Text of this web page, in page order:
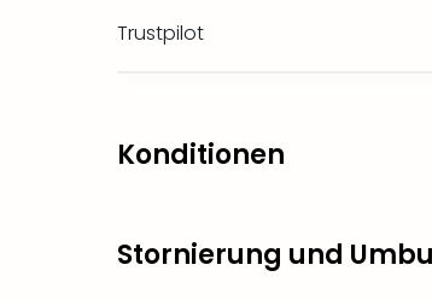
Trustpilot
Konditionen
Stornierung und